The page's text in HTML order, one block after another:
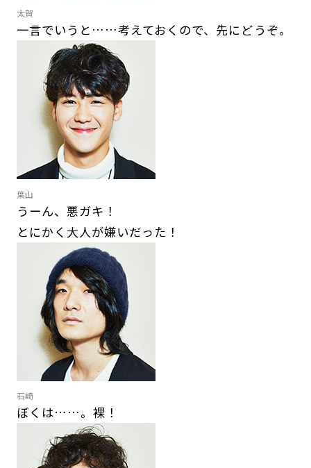
太賀
一言でいうと……考えておくので、先にどうぞ。
葉山
うーん、悪ガキ！
とにかく大人が嫌いだった！
石崎
ぼくは……。裸！